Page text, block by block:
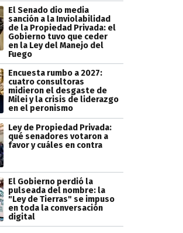
El Senado dio media
sanción a la Inviolabilidad
de la Propiedad Privada: el
Gobierno tuvo que ceder
en la Ley del Manejo del
Fuego
Encuesta rumbo a 2027:
cuatro consultoras
midieron el desgaste de
Milei y la crisis de liderazgo
en el peronismo
Ley de Propiedad Privada:
qué senadores votaron a
favor y cuáles en contra
El Gobierno perdió la
pulseada del nombre: la
"Ley de Tierras" se impuso
en toda la conversación
digital